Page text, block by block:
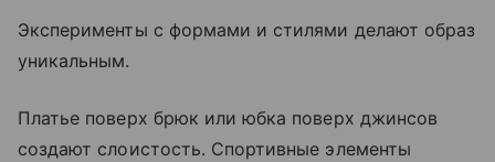
Эксперименты с формами и стилями делают образ
уникальным.
Платье поверх брюк или юбка поверх джинсов
создают слоистость. Спортивные элементы